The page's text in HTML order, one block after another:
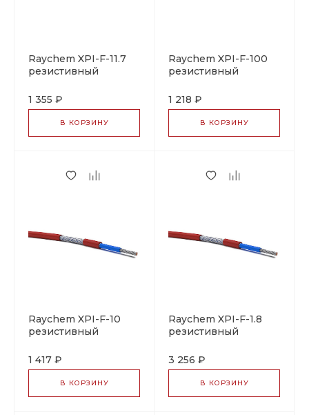
Raychem XPI-F-11.7
резистивный
1 355 ₽
В КОРЗИНУ
Raychem XPI-F-100
резистивный
1 218 ₽
В КОРЗИНУ
Raychem XPI-F-10
резистивный
1 417 ₽
В КОРЗИНУ
Raychem XPI-F-1.8
резистивный
3 256 ₽
В КОРЗИНУ